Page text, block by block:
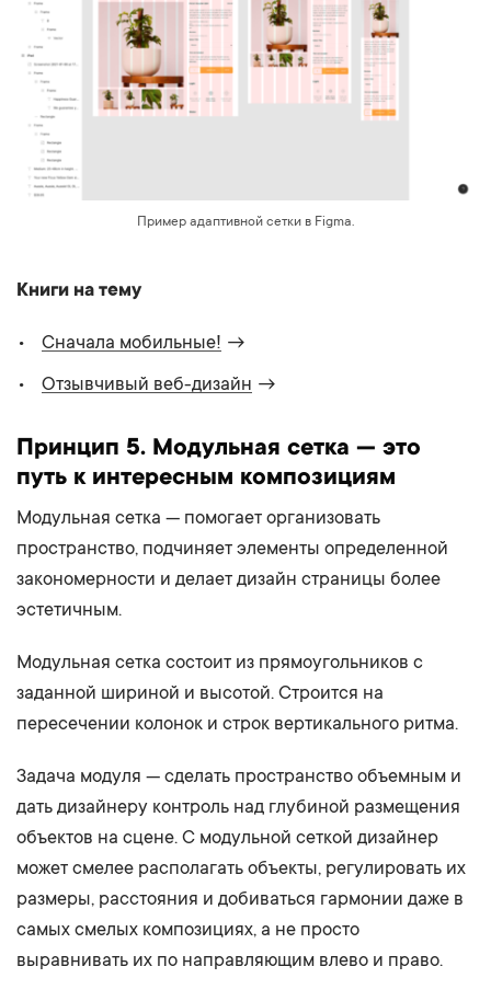
Пример адаптивной сетки в Figma.
Книги на тему
Сначала мобильные! →
Отзывчивый веб-дизайн →
Принцип 5. Модульная сетка — это
путь к интересным композициям
Модульная сетка — помогает организовать
пространство, подчиняет элементы определенной
закономерности и делает дизайн страницы более
эстетичным.
Модульная сетка состоит из прямоугольников с
заданной шириной и высотой. Строится на
пересечении колонок и строк вертикального ритма.
Задача модуля — сделать пространство объемным и
дать дизайнеру контроль над глубиной размещения
объектов на сцене. С модульной сеткой дизайнер
может смелее располагать объекты, регулировать их
размеры, расстояния и добиваться гармонии даже в
самых смелых композициях, а не просто
выравнивать их по направляющим влево и право.